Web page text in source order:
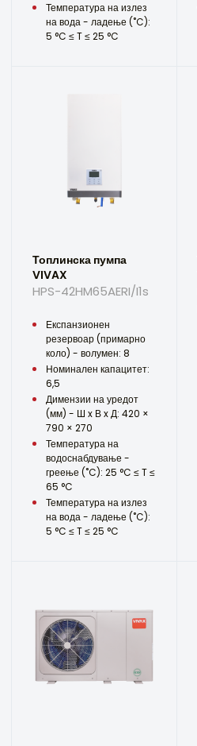
Температура на излез
на вода - ладење (˚C):
5 °C ≤ T ≤ 25 °C
Топлинска пумпа
VIVAX
HPS-42HM65AERI/I1s
Експанзионен
резервоар (примарно
коло) - волумен: 8
Номинален капацитет:
6,5
Димензии на уредот
(мм) - Ш x В x Д: 420 ×
790 × 270
Температура на
водоснабдување -
греење (˚C): 25 °C ≤ T ≤
65 °C
Температура на излез
на вода - ладење (˚C):
5 °C ≤ T ≤ 25 °C